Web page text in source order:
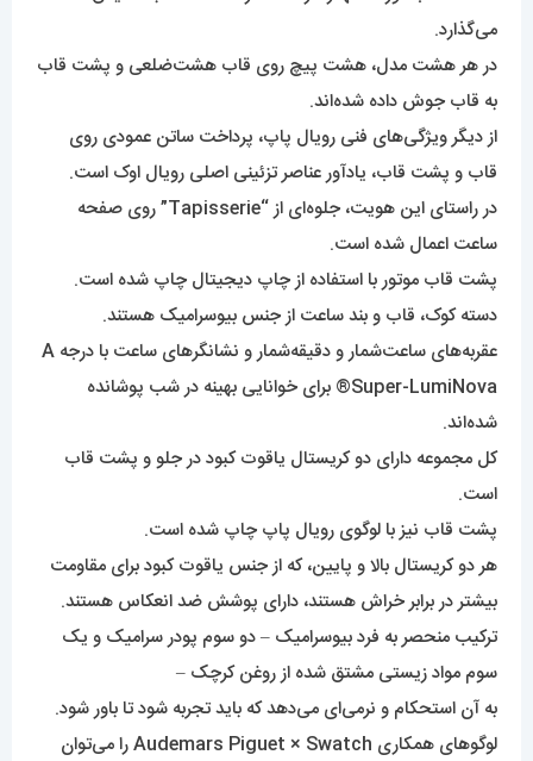
می‌گذارد.
در هر هشت مدل، هشت پیچ روی قاب هشت‌ضلعی و پشت قاب
به قاب جوش داده شده‌اند.
از دیگر ویژگی‌های فنی رویال پاپ، پرداخت ساتن عمودی روی
قاب و پشت قاب، یادآور عناصر تزئینی اصلی رویال اوک است.
در راستای این هویت، جلوه‌ای از “Tapisserie” روی صفحه
ساعت اعمال شده است.
پشت قاب موتور با استفاده از چاپ دیجیتال چاپ شده است.
دسته کوک، قاب و بند ساعت از جنس بیوسرامیک هستند.
عقربه‌های ساعت‌شمار و دقیقه‌شمار و نشانگرهای ساعت با درجه A
Super-LumiNova® برای خوانایی بهینه در شب پوشانده
شده‌اند.
کل مجموعه دارای دو کریستال یاقوت کبود در جلو و پشت قاب
است.
پشت قاب نیز با لوگوی رویال پاپ چاپ شده است.
هر دو کریستال بالا و پایین، که از جنس یاقوت کبود برای مقاومت
بیشتر در برابر خراش هستند، دارای پوشش ضد انعکاس هستند.
ترکیب منحصر به فرد بیوسرامیک – دو سوم پودر سرامیک و یک
سوم مواد زیستی مشتق شده از روغن کرچک –
به آن استحکام و نرمی‌ای می‌دهد که باید تجربه شود تا باور شود.
لوگوهای همکاری Audemars Piguet × Swatch را می‌توان